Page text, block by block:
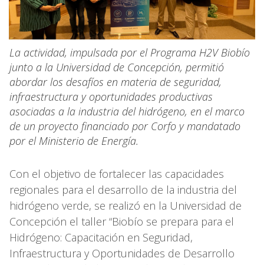
La actividad, impulsada por el Programa H2V Biobío
junto a la Universidad de Concepción, permitió
abordar los desafíos en materia de seguridad,
infraestructura y oportunidades productivas
asociadas a la industria del hidrógeno, en el marco
de un proyecto financiado por Corfo y mandatado
por el Ministerio de Energía.
Con el objetivo de fortalecer las capacidades
regionales para el desarrollo de la industria del
hidrógeno verde, se realizó en la Universidad de
Concepción el taller “Biobío se prepara para el
Hidrógeno: Capacitación en Seguridad,
Infraestructura y Oportunidades de Desarrollo